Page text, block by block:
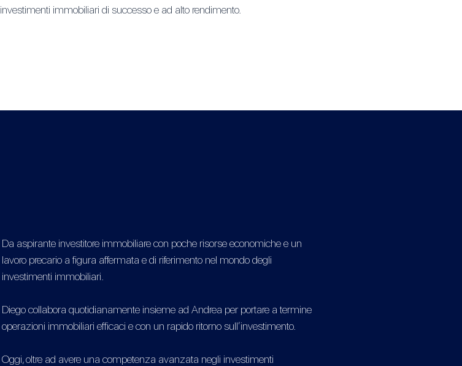
investimenti immobiliari di successo e ad alto rendimento.
Da aspirante investitore immobiliare con poche risorse economiche e un
lavoro precario a figura affermata e di riferimento nel mondo degli
investimenti immobiliari.
Diego collabora quotidianamente insieme ad Andrea per portare a termine
operazioni immobiliari efficaci e con un rapido ritorno sull’investimento.
Oggi, oltre ad avere una competenza avanzata negli investimenti